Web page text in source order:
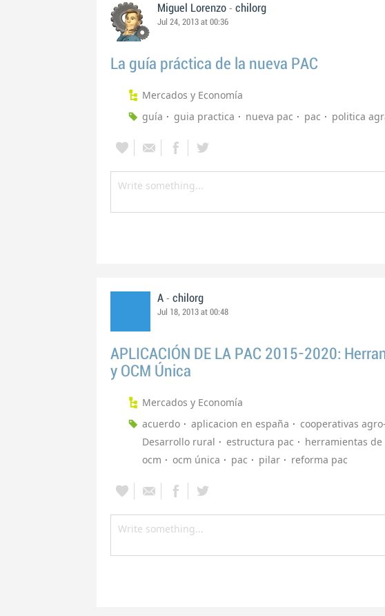
Miguel Lorenzo - chilorg
Jul 24, 2013 at 00:36
La guía práctica de la nueva PAC
Mercados y Economía
guía
guia practica nueva pac pac politica
A - chilorg
Jul 18, 2013 at 00:48
APLICACIÓN DE LA PAC 2015-2020:
y OCM Única
Mercados y Economía
acuerdo
aplicacion en españa
cooperativas
Desarrollo rural
estructura pac herramientas de
ocm
ocm única pac pilar reforma pac